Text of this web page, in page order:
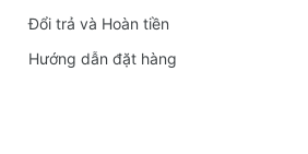
Đổi trả và Hoàn tiền
Hướng dẫn đặt hàng